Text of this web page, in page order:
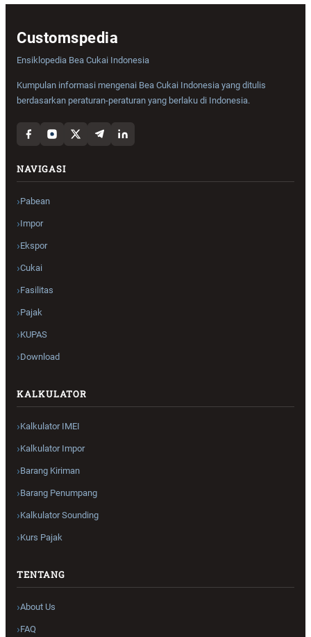
Customspedia
Ensiklopedia Bea Cukai Indonesia
Kumpulan informasi mengenai Bea Cukai Indonesia yang ditulis
berdasarkan peraturan-peraturan yang berlaku di Indonesia.
NAVIGASI
Pabean
Impor
Ekspor
Cukai
Fasilitas
Pajak
KUPAS
Download
KALKULATOR
Kalkulator IMEI
Kalkulator Impor
Barang Kiriman
Barang Penumpang
Kalkulator Sounding
Kurs Pajak
TENTANG
About Us
FAQ